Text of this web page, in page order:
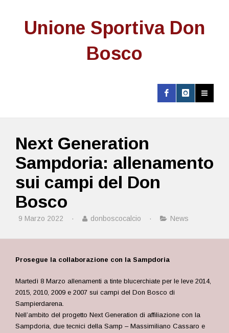
Unione Sportiva Don
Bosco
Next Generation
Sampdoria: allenamento
sui campi del Don
Bosco
9 Marzo 2022 · donboscocalcio · News
Prosegue la collaborazione con la Sampdoria
Martedì 8 Marzo allenamenti a tinte blucerchiate per le leve 2014,
2015, 2010, 2009 e 2007 sui campi del Don Bosco di
Sampierdarena.
Nell’ambito del progetto Next Generation di affiliazione con la
Sampdoria, due tecnici della Samp – Massimiliano Cassaro e